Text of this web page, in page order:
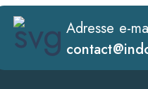
Adresse e-